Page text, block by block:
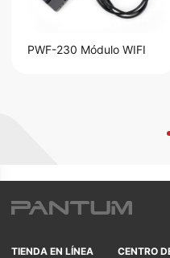
PWF-230 Módulo WIFI
TIENDA EN LÍNEA CENTRO